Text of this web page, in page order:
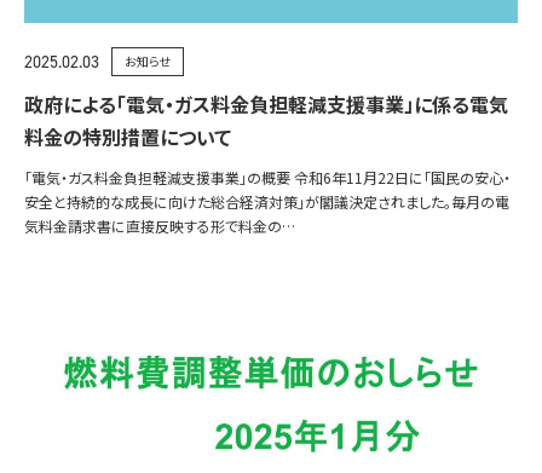
2025.02.03 お知らせ
政府による「電気・ガス料金負担軽減支援事業」に係る電気
料金の特別措置について
「電気・ガス料金負担軽減支援事業」の概要 令和6年11月22日に「国民の安心・
安全と持続的な成長に向けた総合経済対策」が閣議決定されました。毎月の電
気料金請求書に直接反映する形で料金の…